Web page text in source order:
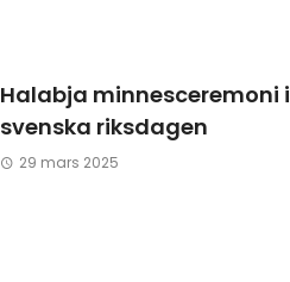
Halabja minnesceremoni i
svenska riksdagen
29 mars 2025